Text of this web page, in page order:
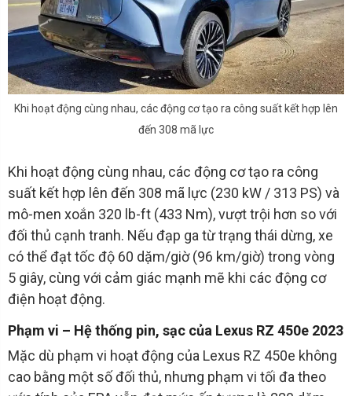
Khi hoạt động cùng nhau, các động cơ tạo ra công suất kết hợp lên
đến 308 mã lực
Khi hoạt động cùng nhau, các động cơ tạo ra công
suất kết hợp lên đến 308 mã lực (230 kW / 313 PS) và
mô-men xoắn 320 lb-ft (433 Nm), vượt trội hơn so với
đối thủ cạnh tranh. Nếu đạp ga từ trạng thái dừng, xe
có thể đạt tốc độ 60 dặm/giờ (96 km/giờ) trong vòng
5 giây, cùng với cảm giác mạnh mẽ khi các động cơ
điện hoạt động.
Phạm vi – Hệ thống pin, sạc của Lexus RZ 450e 2023
Mặc dù phạm vi hoạt động của Lexus RZ 450e không
cao bằng một số đối thủ, nhưng phạm vi tối đa theo